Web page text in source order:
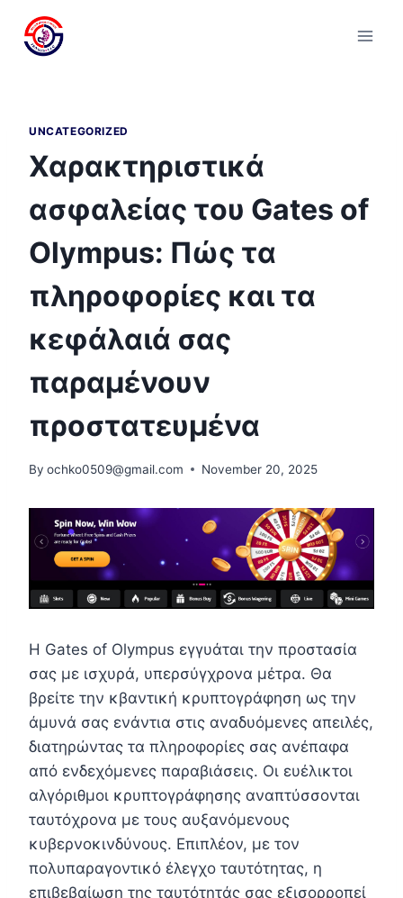
content
UNCATEGORIZED
Χαρακτηριστικά
ασφαλείας του Gates of
Olympus: Πώς τα
πληροφορίες και τα
κεφάλαιά σας
παραμένουν
προστατευμένα
By ochko0509@gmail.com November 20, 2025
Η Gates of Olympus εγγυάται την προστασία
σας με ισχυρά, υπερσύγχρονα μέτρα. Θα
βρείτε την κβαντική κρυπτογράφηση ως την
άμυνά σας ενάντια στις αναδυόμενες απειλές,
διατηρώντας τα πληροφορίες σας ανέπαφα
από ενδεχόμενες παραβιάσεις. Οι ευέλικτοι
αλγόριθμοι κρυπτογράφησης αναπτύσσονται
ταυτόχρονα με τους αυξανόμενους
κυβερνοκινδύνους. Επιπλέον, με τον
πολυπαραγοντικό έλεγχο ταυτότητας, η
επιβεβαίωση της ταυτότητάς σας εξισορροπεί